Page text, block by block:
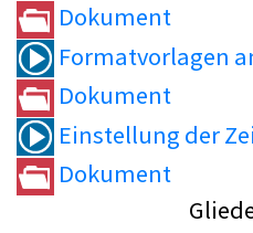
Dokument
Formatvorlagen
Dokument
Einstellung der
Dokument